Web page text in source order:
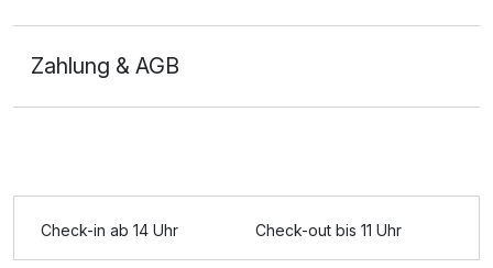
p.P. ab385,00 €
Zahlung & AGB
Check-in ab 14 Uhr Check-out bis 11 Uhr